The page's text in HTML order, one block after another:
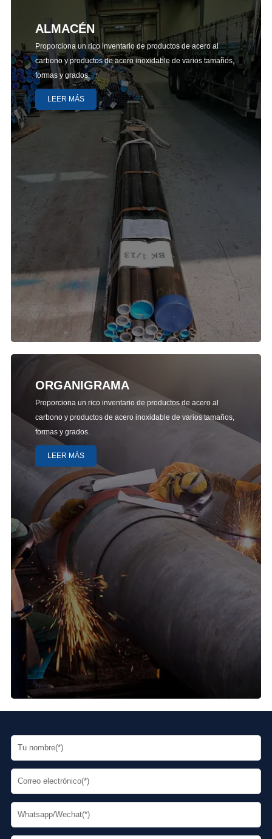
ALMACÉN
Proporciona un rico inventario de productos de acero al
carbono y productos de acero inoxidable de varios tamaños,
formas y grados.
LEER MÁS
ORGANIGRAMA
Proporciona un rico inventario de productos de acero al
carbono y productos de acero inoxidable de varios tamaños,
formas y grados.
LEER MÁS